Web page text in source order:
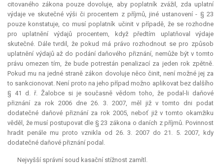
citovaného zákona pouze dovoluje, aby poplatník zvážil, zda uplatní
výdaje ve skutečné výši či procentem z příjmů, jiné ustanovení - § 23
pouze konstatuje, co musí poplatník učinit v případě, že se rozhodne
pro uplatnění výdajů procentem, když předtím uplatňoval výdaje
skutečné. Dále tvrdil, že pokud má právo rozhodnout se pro způsob
uplatnění výdajů až do podání daňového přiznání, nemůže být v tomto
právu omezen tím, že bude potrestán penalizací za jeden rok zpětně.
Pokud mu na jedné straně zákon dovoluje něco činit, není možné jej za
to sankcionovat. Není proto na jeho případ možno aplikovat bez dalšího
§ 41 d. ř. Žalobce si je současně vědom toho, že podal-li daňové
přiznání za rok 2006 dne 26. 3. 2007, měl již v tomto dni podat
dodatečné daňové přiznání za rok 2005, neboť již v tomto okamžiku
věděl, že musí postupovat dle § 23 zákona o daních z příjmů. Povinnost
hradit penále mu proto vznikla od 26. 3. 2007 do 21. 5. 2007, kdy
dodatečné daňové přiznání podal.
Nejvyšší správní soud kasační stížnost zamítl.